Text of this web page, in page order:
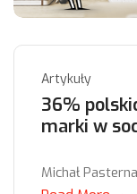
Artykuły
36%
marki w
Michał